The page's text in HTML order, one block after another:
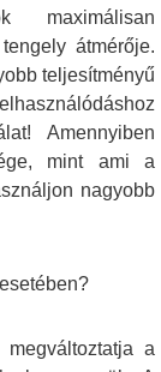
maximálisan
átmérője.
teljesítményű
Amennyiben
mint ami a
nagyobb
a